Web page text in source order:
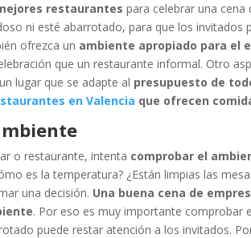
restaurantes para celebrar una cena
ni esté abarrotado, para que los invitados
ofrezca un ambiente apropiado para el
que un restaurante informal. Otro
lugar que se adapte al presupuesto de
en Valencia que ofrecen
o restaurante, intenta comprobar el
es la temperatura? ¿Están limpias las
una decisión. Una buena cena de
. Por eso es muy importante comprobar
puede restar atención a los invitados.